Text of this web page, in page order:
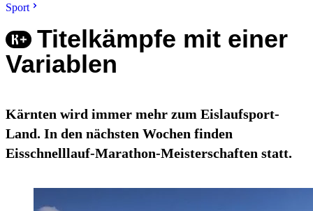
Sport
Titelkämpfe mit einer
Variablen
Kärnten wird immer mehr zum Eislaufsport-
Land. In den nächsten Wochen finden
Eisschnelllauf-Marathon-Meisterschaften statt.